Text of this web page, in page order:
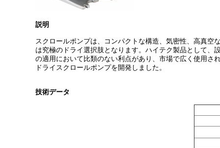
説明
スクロールポンプは、コンパクトな構造、気密性、高真
は究極のドライ選択肢となります。ハイテク製品として、
の適用において比類のない利点があり、市場で広く使用さ
ドライスクロールポンプを開発しました。
技術データ